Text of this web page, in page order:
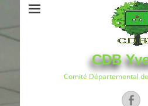
CDB
Comité Départemental